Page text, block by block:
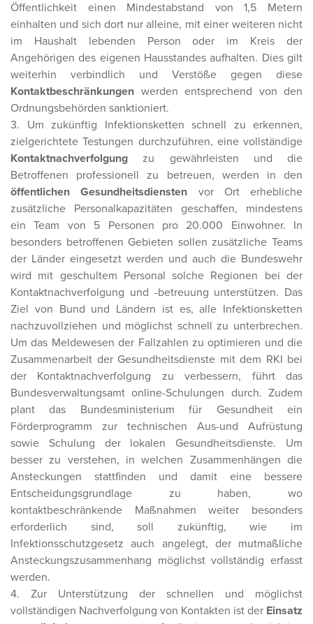
Öffentlichkeit einen Mindestabstand von 1,5 Metern
einhalten und sich dort nur alleine, mit einer weiteren nicht
im Haushalt lebenden Person oder im Kreis der
Angehörigen des eigenen Hausstandes aufhalten. Dies gilt
weiterhin verbindlich und Verstöße gegen diese
Kontaktbeschränkungen werden entsprechend von den
Ordnungsbehörden sanktioniert.
3. Um zukünftig Infektionsketten schnell zu erkennen,
zielgerichtete Testungen durchzuführen, eine vollständige
Kontaktnachverfolgung zu gewährleisten und die
Betroffenen professionell zu betreuen, werden in den
öffentlichen Gesundheitsdiensten vor Ort erhebliche
zusätzliche Personalkapazitäten geschaffen, mindestens
ein Team von 5 Personen pro 20.000 Einwohner. In
besonders betroffenen Gebieten sollen zusätzliche Teams
der Länder eingesetzt werden und auch die Bundeswehr
wird mit geschultem Personal solche Regionen bei der
Kontaktnachverfolgung und -betreuung unterstützen. Das
Ziel von Bund und Ländern ist es, alle Infektionsketten
nachzuvollziehen und möglichst schnell zu unterbrechen.
Um das Meldewesen der Fallzahlen zu optimieren und die
Zusammenarbeit der Gesundheitsdienste mit dem RKI bei
der Kontaktnachverfolgung zu verbessern, führt das
Bundesverwaltungsamt online-Schulungen durch. Zudem
plant das Bundesministerium für Gesundheit ein
Förderprogramm zur technischen Aus-und Aufrüstung
sowie Schulung der lokalen Gesundheitsdienste. Um
besser zu verstehen, in welchen Zusammenhängen die
Ansteckungen stattfinden und damit eine bessere
Entscheidungsgrundlage zu haben, wo
kontaktbeschränkende Maßnahmen weiter besonders
erforderlich sind, soll zukünftig, wie im
Infektionsschutzgesetz auch angelegt, der mutmaßliche
Ansteckungszusammenhang möglichst vollständig erfasst
werden.
4. Zur Unterstützung der schnellen und möglichst
vollständigen Nachverfolgung von Kontakten ist der Einsatz